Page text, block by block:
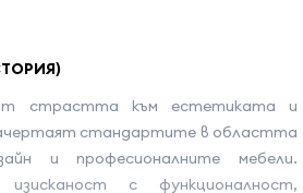
страстта към естетиката и
стандартите в областта
и професионалните мебели.
с функционалност,